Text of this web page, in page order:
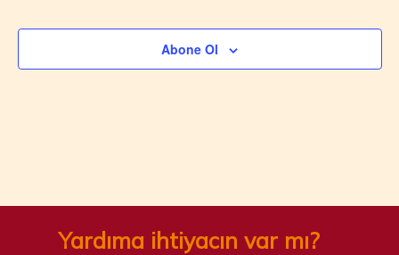
Abone Ol
Yardıma ihtiyacın var mı?